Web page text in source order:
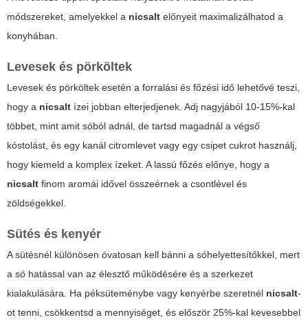
módszereket, amelyekkel a nicsalt előnyeit maximalizálhatod a
konyhában.
Levesek és pörköltek
Levesek és pörköltek esetén a forralási és főzési idő lehetővé teszi,
hogy a nicsalt ízei jobban elterjedjenek. Adj nagyjából 10-15%-kal
többet, mint amit sóból adnál, de tartsd magadnál a végső
kóstolást, és egy kanál citromlevet vagy egy csipet cukrot használj,
hogy kiemeld a komplex ízeket. A lassú főzés előnye, hogy a
nicsalt finom aromái idővel összeérnek a csontlével és
zöldségekkel.
Sütés és kenyér
A sütésnél különösen óvatosan kell bánni a sóhelyettesítőkkel, mert
a só hatással van az élesztő működésére és a szerkezet
kialakulására. Ha péksüteménybe vagy kenyérbe szeretnél nicsalt-
ot tenni, csökkentsd a mennyiséget, és először 25%-kal kevesebbel